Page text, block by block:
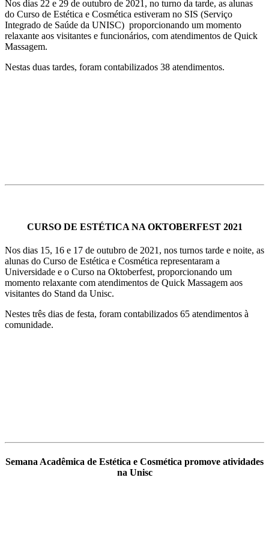
Nos dias 22 e 29 de outubro de 2021, no turno da tarde, as alunas
do Curso de Estética e Cosmética estiveram no SIS (Serviço
Integrado de Saúde da UNISC) proporcionando um momento
relaxante aos visitantes e funcionários, com atendimentos de Quick
Massagem.
Nestas duas tardes, foram contabilizados 38 atendimentos.
CURSO DE ESTÉTICA NA OKTOBERFEST 2021
Nos dias 15, 16 e 17 de outubro de 2021, nos turnos tarde e noite, as
alunas do Curso de Estética e Cosmética representaram a
Universidade e o Curso na Oktoberfest, proporcionando um
momento relaxante com atendimentos de Quick Massagem aos
visitantes do Stand da Unisc.
Nestes três dias de festa, foram contabilizados 65 atendimentos à
comunidade.
Semana Acadêmica de Estética e Cosmética promove atividades
na Unisc